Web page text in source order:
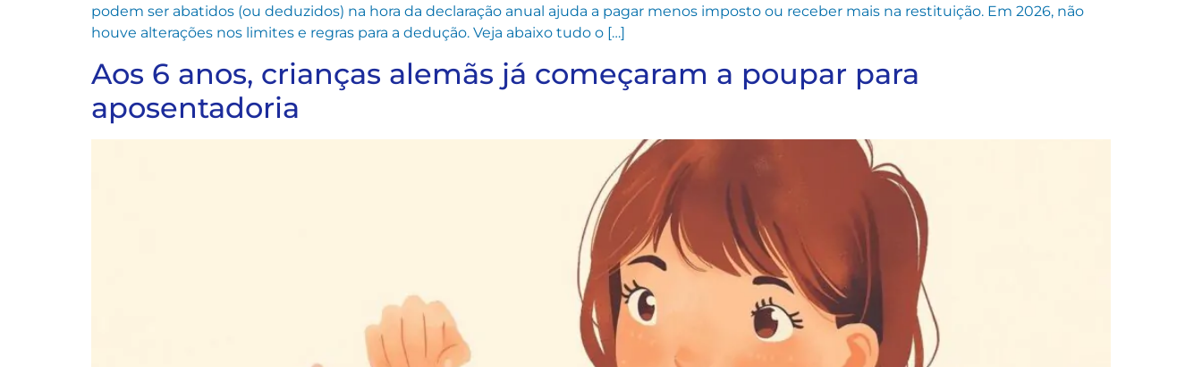
podem ser abatidos (ou deduzidos) na hora da declaração anual ajuda a pagar menos imposto ou receber mais na restituição. Em 2026, não
houve alterações nos limites e regras para a dedução. Veja abaixo tudo o […]
Aos 6 anos, crianças alemãs já começaram a poupar para
aposentadoria